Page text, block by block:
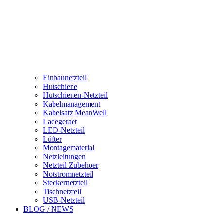
Einbaunetzteil
Hutschiene
Hutschienen-Netzteil
Kabelmanagement
Kabelsatz MeanWell
Ladegeraet
LED-Netzteil
Lüfter
Montagematerial
Netzleitungen
Netzteil Zubehoer
Notstromnetzteil
Steckernetzteil
Tischnetzteil
USB-Netzteil
BLOG / NEWS